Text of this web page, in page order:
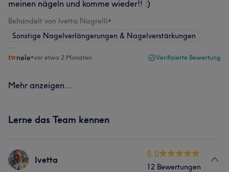
meinen nägeln und komme wieder!! :)
Behandelt von Ivetta Nagrelli•
Sonstige Nagelverlängerungen & Nagelverstärkungen
nele•vor etwa 2 Monaten Verifizierte Bewertung
Mehr anzeigen...
Lerne das Team kennen
Ivetta
5.0
12 Bewertungen